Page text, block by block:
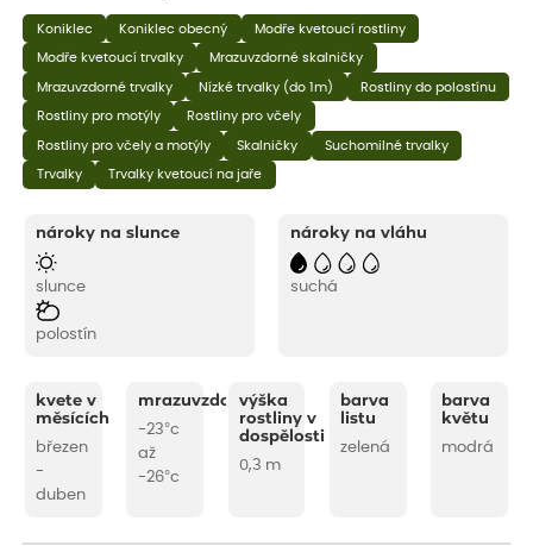
Koniklec Koniklec obecný Modře kvetoucí rostliny
Modře kvetoucí trvalky Mrazuvzdorné skalničky
Mrazuvzdorné trvalky Nízké trvalky (do 1m) Rostliny do polostínu
Rostliny pro motýly Rostliny pro včely
Rostliny pro včely a motýly Skalničky Suchomilné trvalky
Trvalky Trvalky kvetoucí na jaře
nároky na slunce
slunce
polostín
nároky na vláhu
suchá
kvete v
měsících
březen
-
duben
mrazuvzdornost
-23°c
až
-26°c
výška
rostliny v
dospělosti
0,3 m
barva
listu
zelená
barva
květu
modrá